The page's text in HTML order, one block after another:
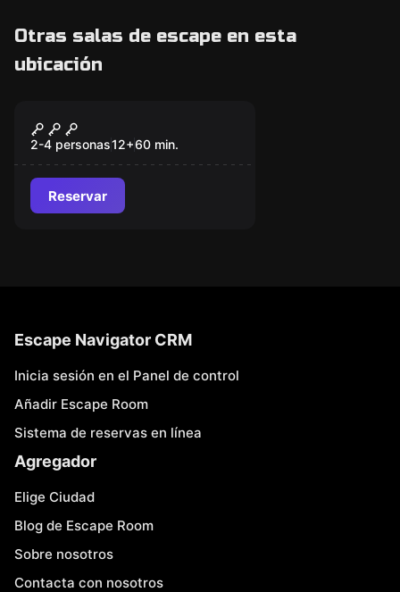
Otras salas de escape en esta
ubicación
Misión TÁBULA RASA
2-4 personas12+60 min.
Reservar
Escape Navigator CRM
Inicia sesión en el Panel de control
Añadir Escape Room
Sistema de reservas en línea
Agregador
Elige Ciudad
Blog de Escape Room
Sobre nosotros
Contacta con nosotros